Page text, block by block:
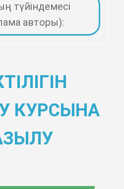
түйіндемесі
авторы):
КУРСЫНА